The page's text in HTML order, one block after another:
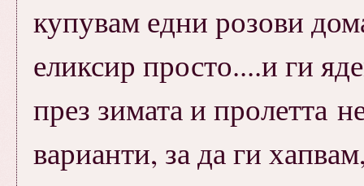
купувам едни розови
еликсир просто....и ги
през зимата и пролетта
варианти, за да ги